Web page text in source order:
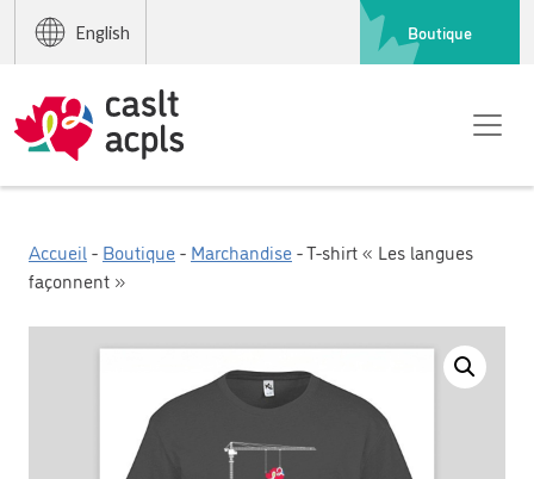
English Boutique
Accueil - Boutique- Marchandise- T-shirt « Les langues
façonnent »